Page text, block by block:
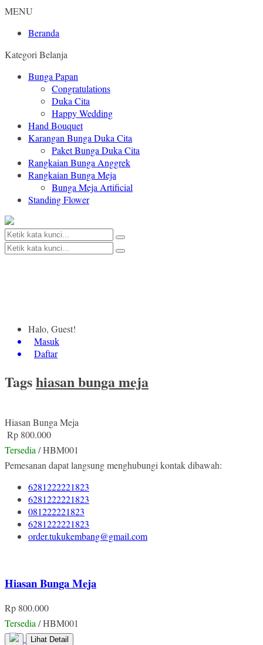
MENU
Beranda
Kategori Belanja
Bunga Papan
Congratulations
Duka Cita
Happy Wedding
Hand Bouquet
Karangan Bunga Duka Cita
Paket Bunga Duka Cita
Rangkaian Bunga Anggrek
Rangkaian Bunga Meja
Bunga Meja Artificial
Standing Flower
Halo, Guest!
Masuk
Daftar
Tagshiasan bunga meja
Hiasan Bunga Meja
Rp 800.000
Tersedia / HBM001
Pemesanan dapat langsung menghubungi kontak dibawah:
6281222221823
6281222221823
081222221823
6281222221823
order.tukukembang@gmail.com
Hiasan Bunga Meja
Rp 800.000
Tersedia/ HBM001
Lihat Detail